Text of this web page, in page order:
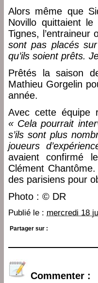
Alors même que
Novillo quittaient
Tignes,
sont pas placés
qu’ils soient prêts.
Prêtés la saison
Mathieu Gorgelin
année.
Avec cette équipe
« Cela pourrait
s’ils sont plus
joueurs
avaient confirmé
Clément
des parisiens pour
Photo : © DR
Publié le : mercredi 18
Partager sur :
Commenter :